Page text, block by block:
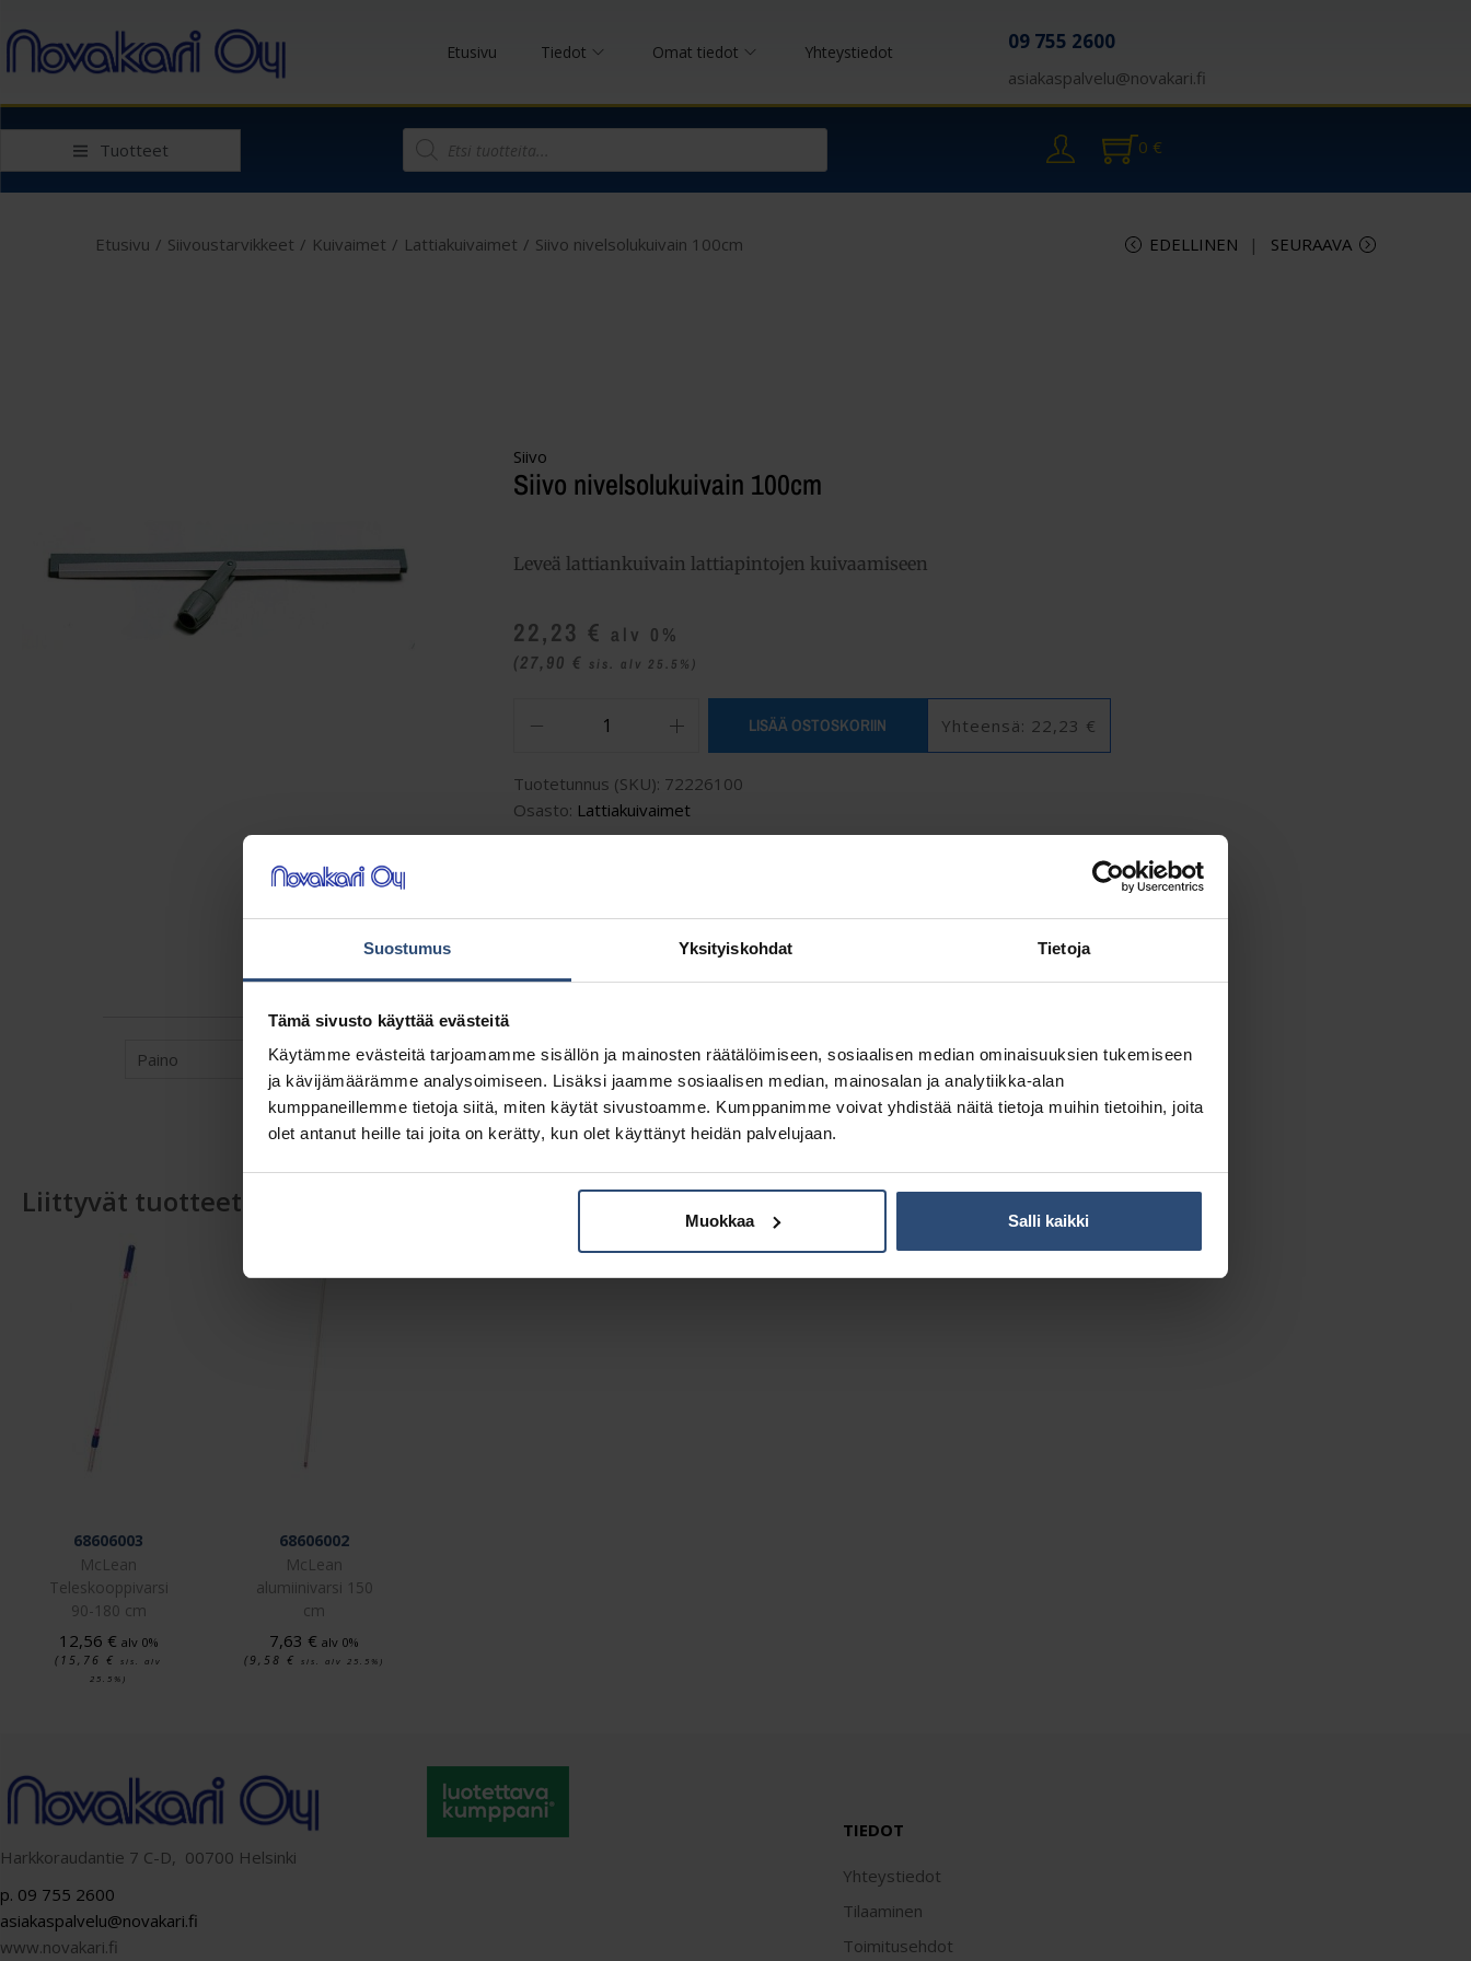
Suostumus Yksityiskohdat Tietoja
Tämä sivusto käyttää evästeitä
Käytämme evästeitä tarjoamamme sisällön ja mainosten räätälöimiseen, sosiaalisen median ominaisuuksien tukemiseen
ja kävijämäärämme analysoimiseen. Lisäksi jaamme sosiaalisen median, mainosalan ja analytiikka-alan
kumppaneillemme tietoja siitä, miten käytät sivustoamme. Kumppanimme voivat yhdistää näitä tietoja muihin tietoihin, joita
olet antanut heille tai joita on kerätty, kun olet käyttänyt heidän palvelujaan.
Muokkaa Salli kaikki
Etusivu Tiedot Omat tiedot Yhteystiedot 09 755 2600
asiakaspalvelu@novakari.fi
Tuotteet 0 €
Etusivu / Siivoustarvikkeet / Kuivaimet / Lattiakuivaimet / Siivo nivelsolukuivain 100cm EDELLINEN SEURAAVA
Siivo
Siivo nivelsolukuivain 100cm
Leveä lattiankuivain lattiapintojen kuivaamiseen
22,23 € alv 0%
(27,90 € sis. alv 25.5%)
LISÄÄ OSTOSKORIIN Yhteensä: 22,23 €
Tuotetunnus (SKU): 72226100
Osasto: Lattiakuivaimet
Lisätiedot
Paino 2 kg (kilogramma)
Liittyvät tuotteet
68606003
McLean
Teleskooppivarsi
90-180 cm
12,56 € alv 0%
(15,76€
sis. alv
25.5%)
68606002
McLean
alumiinivarsi 150
cm
7,63 € alv 0%
(9,58€ sis. alv 25.5%)
Harkkoraudantie 7 C-D, 00700 Helsinki
p. 09 755 2600
asiakaspalvelu@novakari.fi
www.novakari.fi
TIEDOT
Yhteystiedot
Tilaaminen
Toimitusehdot